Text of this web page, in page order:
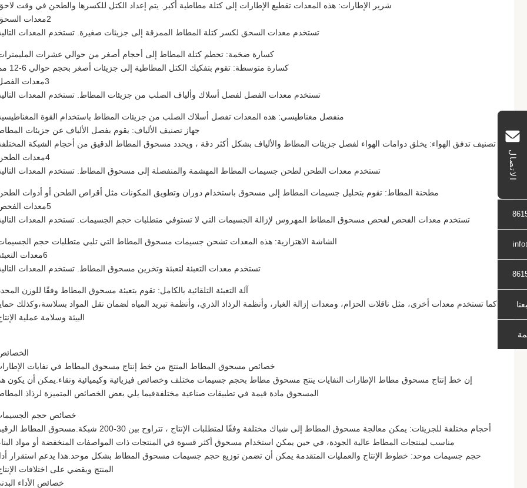
الاتصال
شرير الإطارات: هذه المعدات تقطيع الإطارات إلى كتلة مطاطية أكبر. يتم إعداد الكتل للكسرها والطحن في وقت
2معدات السحق:
تستخدم معدات السحق لكسر كتلة المطاط الممزقة إلى جزيئات صغيرة. تستخدم المعدات
كسارة ضخمة: تحطم كتلة المطاط إلى أحجام أصغر من حوالي عشرات
كسارة متوسطة: تقوم بتفكيك الكتل المطاطية إلى جزيئات أصغر بحجم حوالي 6-12 مم.
3معدات الفصل:
تستخدم معدات الفصل لفصل أسلاك وألياف الصلب من جزيئات المطاط. تستخدم المعدات
منفصل مغناطيسي: هذه المعدات تفصل أسلاك الصلب من جزيئات المطاط باستخدام القوة
جهاز تصنيف الألياف: يقوم بفصل الألياف عن جزيئات
تصنيف تدفق الهواء: يخلق دوامات الهواء لفصل جزيئات المطاط والألياف بشكل أكثر دقة ، ويحدد مسحوق المطاط الدقيق من أحجام الشبكة
4معدات الطحن:
تستخدم معدات الطحن لطحن جسيمات المطاط المهشمة والمنفصلة إلى مسحوق المطاط. تستخدم المعدات
مطحنة المطاط: تقوم بتحليل جسيمات المطاط إلى مسحوق باستخدام دوران وتطويق المكونات مثل أقراص الطحن أو أدوات
5معدات الفحص:
تستخدم معدات الفحص لفحص مسحوق المطاط المهروس لإزالة الجسيمات التي لا تستوفي متطلبات حجم الجسيمات. تستخدم المعدات
الشاشة الاهتزازية: هذه المعدات تشحن جسيمات مسحوق المطاط التي تلبي متطلبات حجم
6معدات التعبئة:
تستخدم معدات التعبئة لتعبئة وتخزين مسحوق المطاط. تستخدم المعدات
آلة التعبئة التلقائية بالكامل: تقوم بتعبئة مسحوق المطاط وفقًا للوزن
كما تستخدم معدات أخرى، مثل ناقلات الحزام، ومعدات إزالة الغبار، وأنظمة الرذاذ الذري، وأنظمة تبريد المياه لضمان نقل المواد بسلاسة،وكذلك
البيئة وسلامة عملية
خصائص مسحوق المطاط المنتج من خط إنتاج مسحوق المطاط في نفايات
إن خط إنتاج مسحوق مطاط الإطارات النفايات ينتج مسحوق مطاط بحجم جسيمات مختلف وخصائص فيزيائية وكيميائية ونقاء.يمكن أن يكون
المسحوق مادة قيمة في تطبيقات صناعية مختلفةفيما يلي بعض الخصائص المتميزة لرذاذ
خصائص حجم
أحجام مختلفة للجزيئات: يمكن معالجة مسحوق المطاط إلى شباك مختلفة وفقًا لمتطلبات الإنتاج ، تتراوح بين 30-200 شبكة.مسحوق
مناسب لمنتجات المطاط عالية الجودة، في حين يمكن استخدام مسحوق أكثر قسوة في المنتجات ذات المواصفات المنخفضة أو مواد
حجم جسيمات موحد: خطوط الإنتاج والعمليات المتقدمة يمكن أن تضمن توزيع حجم جسيمات مسحوق المطاط بشكل موحد.هذا يدعم استقرار
المنتج ويقضي على اختلافات
خصائص الأداء